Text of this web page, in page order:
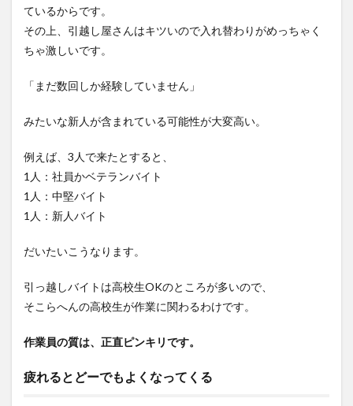
作業
残念
だっ
疲れ
てい
と、
ぱり
荒く
なる
1.2.1
ミスが
1.2.2
手を抜
く
うま
業員
にや
ているからです。
その上、引越し屋さんはキツいので入れ替わりがめっちゃく
ちゃ激しいです。
「まだ数回しか経験していません」
みたいな新人が含まれている可能性が大変高い。
例えば、3人で来たとすると、
1人：社員かベテランバイト
1人：中堅バイト
1人：新人バイト
だいたいこうなります。
引っ越しバイトは高校生OKのところが多いので、
そこらへんの高校生が作業に関わるわけです。
作業員の質は、正直ピンキリです。
疲れるとどーでもよくなってくる